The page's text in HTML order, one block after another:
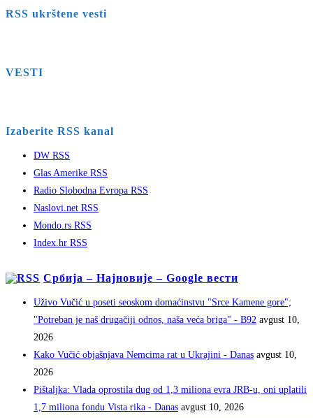
RSS ukrštene vesti
VESTI
Izaberite RSS kanal
DW RSS
Glas Amerike RSS
Radio Slobodna Evropa RSS
Naslovi.net RSS
Mondo.rs RSS
Index.hr RSS
Србија – Најновије – Google вести
Uživo Vučić u poseti seoskom domaćinstvu "Srce Kamene gore";
"Potreban je naš drugačiji odnos, naša veća briga" - B92 avgust 10,
2026
Kako Vučić objašnjava Nemcima rat u Ukrajini - Danas avgust 10,
2026
Pištaljka: Vlada oprostila dug od 1,3 miliona evra JRB-u, oni uplatili
1,7 miliona fondu Vista rika - Danas avgust 10, 2026